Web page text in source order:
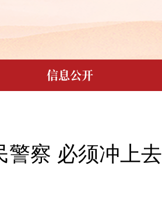
信息公开
警察 必须冲上去